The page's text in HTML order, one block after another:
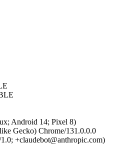
Android 14; Pixel 8)
Gecko) Chrome/131.0.0.0
+claudebot@anthropic.com)